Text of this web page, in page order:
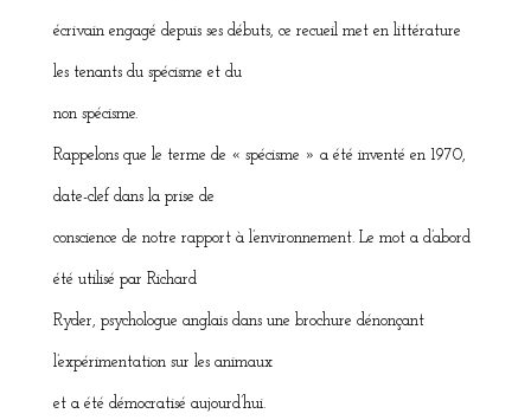
écrivain engagé depuis ses débuts, ce recueil met en littérature
les tenants du spécisme et du
non spécisme.
Rappelons que le terme de « spécisme » a été inventé en 1970,
date-clef dans la prise de
conscience de notre rapport à l’environnement. Le mot a d’abord
été utilisé par Richard
Ryder, psychologue anglais dans une brochure dénonçant
l’expérimentation sur les animaux
et a été démocratisé aujourd’hui.